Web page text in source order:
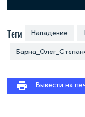
Теги Нападение
Вывести на